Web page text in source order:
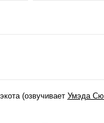
(озвучивает Умэда